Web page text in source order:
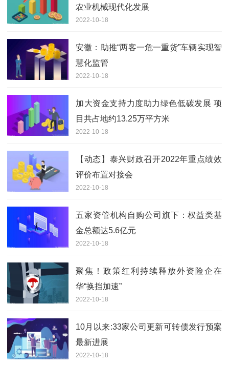
农业机械现代化发展
2022-10-18
安徽：助推“两客一危一重货”车辆实现智
慧化监管
2022-10-18
加大资金支持力度助力绿色低碳发展 项
目共占地约13.25万平方米
2022-10-18
【动态】泰兴财政召开2022年重点绩效
评价布置对接会
2022-10-18
五家资管机构自购公司旗下：权益类基
金总额达5.6亿元
2022-10-18
聚焦！政策红利持续释放外资险企在
华“换挡加速”
2022-10-18
10月以来:33家公司更新可转债发行预案
最新进展
2022-10-18